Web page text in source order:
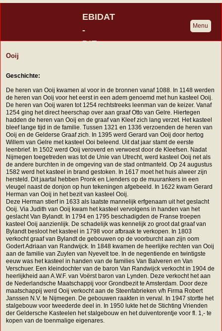
EBIDAT
-
DIE
Menu
Ooij
Geschichte:
De heren van Ooij kwamen al voor in de bronnen vanaf 1088. In 1148 werden
de heren van Ooij voor het eerst in een adem genoemd met hun kasteel Ooij.
De heren van Ooij waren tot 1254 rechtstreeks leenman van de keizer. Vanaf
1254 ging het direct heerschap over aan graaf Otto van Gelre. Hiertegen
hadden de heren van Ooij en de graaf van Kleef zich lang verzet. Het kasteel
bleef lange tijd in de familie. Tussen 1321 en 1336 verzoenden de heren van
Ooij en de Gelderse Graaf zich. In 1395 werd Gerard van Ooij door hertog
Willem van Gelre met kasteel Ooi beleend. Uit dat jaar stamt de eerste
leenbrief. In 1502 werd Ooij veroverd en verwoest door de Kleefsen. Nadat
Nijmegen toegetreden was tot de Unie van Utrecht, werd kasteel Ooij net als
de andere burchten in de omgeving van de stad ontmanteld. Op 24 augustus
1582 werd het kasteel in brand gestoken. In 1617 moet het huis alweer zijn
hersteld. Dit jaartal hebben Pronk en Lienders op de muurankers in een
vleugel naast de donjon op hun tekeningen afgebeeld. In 1622 kwam Gerard
Herman van Ooij in het bezit van kasteel Ooij.
Deze Herman stierf in 1633 als laatste mannelijk erfgenaam uit het geslacht
Ooij. Via Judith van Ooij kwam het kasteel vervolgens in handen van het
geslacht Van Bylandt. In 1794 en 1795 beschadigden de Franse troepen
kasteel Ooij aanzienlijk. De schadelijk was kennelijk zo groot dat graaf van
Bylandt besloot het kasteel in 1798 voor afbraak te verkopen. In 1803
verkocht graaf van Bylandt de gebouwen op de voorburcht aan zijn oom
Godert Adriaan van Randwijck. In 1848 kwamen de heerlijke rechten van Ooij
aan de familie van Zuylen van Nyevelt toe. In de negentiende en twintigste
eeuw was het kasteel in handen van de families Van Balveren en Van
Verschuer. Een kleindochter van de baron Van Randwijck verkocht in 1904 de
heerlijkheid aan A.W.F. van Voërst baron van Lynden. Deze verkocht het aan
de Nederlandsche Maatschappij voor Grondbezit te Amsterdam. Door deze
maatschappij werd Ooij verkocht aan de Steenfabrieken v/h Firma Robert
Janssen N.V. te Nijmegen. De gebouwen raakten in verval. In 1947 stortte het
stalgebouw voor tweederde deel in. In 1950 lukte het de Stichting Vrienden
der Geldersche Kasteelen het stalgebouw en het duiventorentje voor fl. 1,- te
kopen van de toenmalige eigenares.